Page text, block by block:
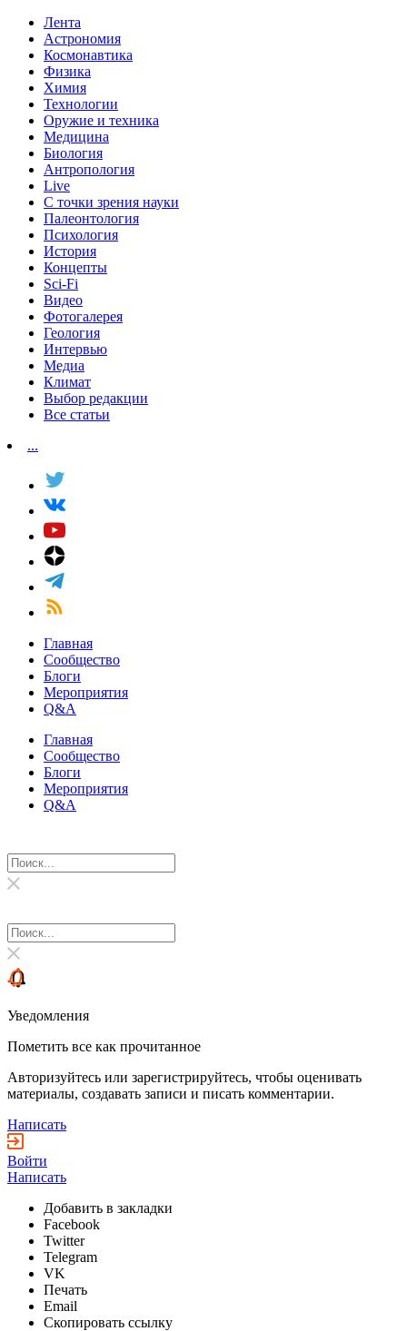
Лента
Астрономия
Космонавтика
Физика
Химия
Технологии
Оружие и техника
Медицина
Биология
Антропология
Live
С точки зрения науки
Палеонтология
Психология
История
Концепты
Sci-Fi
Видео
Фотогалерея
Геология
Интервью
Медиа
Климат
Выбор редакции
Все статьи
...
Главная
Сообщество
Блоги
Мероприятия
Q&A
Главная
Сообщество
Блоги
Мероприятия
Q&A
Уведомления
Пометить все как прочитанное
Авторизуйтесь или зарегистрируйтесь, чтобы оценивать
материалы, создавать записи и писать комментарии.
Написать
Войти
Написать
Добавить в закладки
Facebook
Twitter
Telegram
VK
Печать
Email
Скопировать ссылку